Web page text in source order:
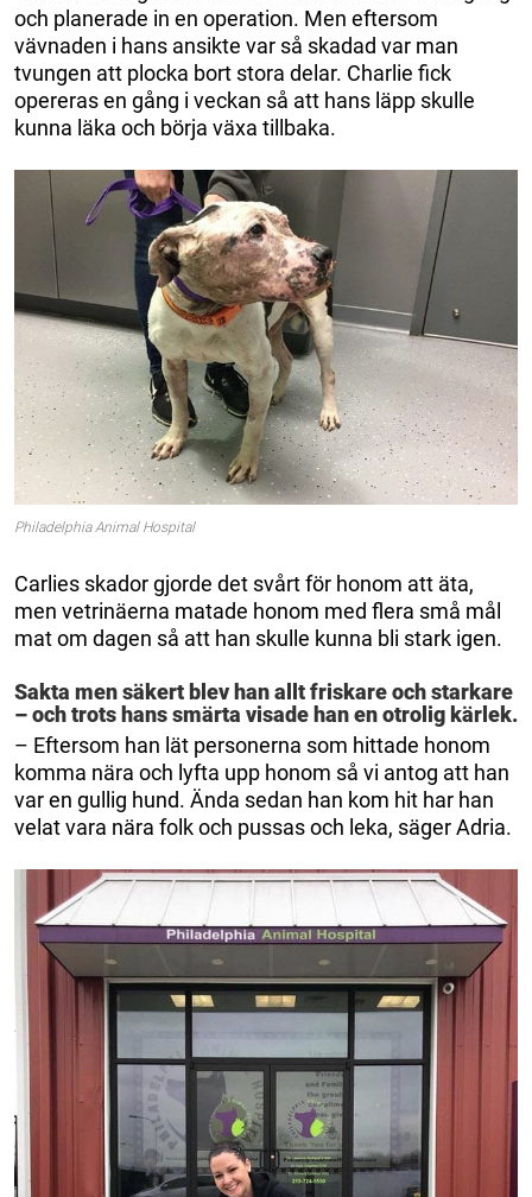
och planerade in en operation. Men eftersom
vävnaden i hans ansikte var så skadad var man
tvungen att plocka bort stora delar. Charlie fick
opereras en gång i veckan så att hans läpp skulle
kunna läka och börja växa tillbaka.
Philadelphia Animal Hospital
Carlies skador gjorde det svårt för honom att äta,
men vetrinäerna matade honom med flera små mål
mat om dagen så att han skulle kunna bli stark igen.
Sakta men säkert blev han allt friskare och starkare
– och trots hans smärta visade han en otrolig kärlek.
– Eftersom han lät personerna som hittade honom
komma nära och lyfta upp honom så vi antog att han
var en gullig hund. Ända sedan han kom hit har han
velat vara nära folk och pussas och leka, säger Adria.